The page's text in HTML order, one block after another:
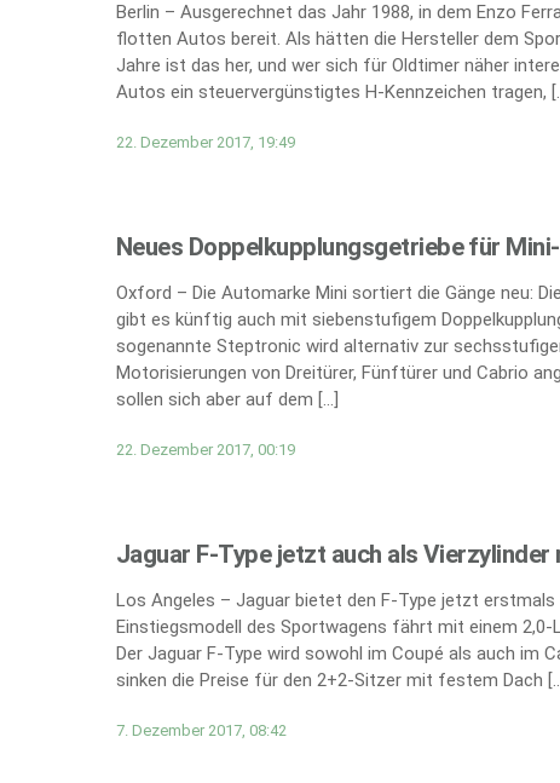
Berlin – Ausgerechnet das Jahr 1988, in dem Enzo
flotten Autos bereit. Als hätten die Hersteller dem
Jahre ist das her, und wer sich für Oldtimer näher
Autos ein steuervergünstigtes H-Kennzeichen tragen,
22. Dezember 2017, 19:49
Neues Doppelkupplungsgetriebe für
Oxford – Die Automarke Mini sortiert die Gänge neu:
gibt es künftig auch mit siebenstufigem
sogenannte Steptronic wird alternativ zur
Motorisierungen von Dreitürer, Fünftürer und Cabrio
sollen sich aber auf dem […]
22. Dezember 2017, 00:19
Jaguar F-Type jetzt auch als Vierzylinder
Los Angeles – Jaguar bietet den F-Type jetzt erstmals
Einstiegsmodell des Sportwagens fährt mit einem
Der Jaguar F-Type wird sowohl im Coupé als auch im
sinken die Preise für den 2+2-Sitzer mit festem Dach
7. Dezember 2017, 08:42